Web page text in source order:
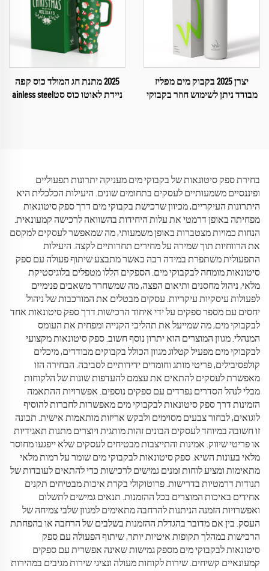
יצרן 2025 בקבוק מים מפליז
מבודד ניתן לשימוש חוזר בקבוקי
2025 מתנת חג המולד כוס קפה
ניידת לאוטו כוס סטainless steel
בחירת ספק סיטונאות של בקבוקי מים מעניקה יתרונות תפעוליים
ופיננסיים משמעותיים לעסקים בתחומים שונים. היעילות הכלכלית היא
היתרונות העיקריים, מכיוון שרכישת בקבוקי מים דרך ספק סיטונאות
מפחיתה באופן דרמטי את עלות היחידות בהשוואה לרכישה קמעונאית.
הנחות כמויות מצטברות באופן משמעותי, מה שמאפשר לעסקים למקסם
את הרווחיות תוך שמירה על מחירים תחרותיים לקצה. היעילות
התפעולית משתפרת במידה רבה כאשר מתבצע שיתוף פעולה עם ספק
סיטונאות מומחה לבקבוקי מים. הספקים הללו מטפלים בלוגיסטיקת
מלאי, ניהול מחסנים ותיאום הפצה, מה שמשחרר משאבים פנימיים
לפעולות עיסקיות עיקריות. עסקים מבטלים את המורכבות של ניהול
יחסים עם מספר ספקים על ידי איחוד הרכישות דרך ספק סיטונאות אחד
לבקבוקי מים, מה שמייעל את תהליכי הקנייה ומפחית את העומס
המנהלי. מגוון המוצרים הוא יתרון נוסף חשוב. ספק סיטונאות מקצועי
לבקבוקי מים מפעיל קטלוג מגוון הכולל בקבוקים מבודדים, מיכלים
קולפסיבילים, פריטי מותג וחומרים ידידותיים לסביבה. הבחירה הזו
מאפשרת לעסקים להתאים את עצמם להעדפות שונות של הלקוחות
מבלי לנהל הסדרים נפרדים עם ספקים נוספים. אפשרויות ההתאמה
הזמינות דרך ספק סיטונאות לבקבוקי מים מאפשרות לחברות להוסיף
לוגואים, לבחור צבעים מסוימים ולבקש אריזות מותאמות אישית. תכונה
זו חשובה במיוחד לעסקים הבונים זהות מותגית ויוצרים מתנות תאגידיות
או פריטי שיווק. אמינות והתייצבות מבטיחים לעסקים שלא ייפגעו מחוסר
מלאי בעונות השיא. ספק סיטונאות לבקבוקי מים שומר על רמות מלאי
מתאימות ומציע לוחות זמנים גמישים לרכישות כדי להתאים לעובדות של
תנודות דרמטיות בדרישות. פרוטוקולי בקרת איכות מבטיחים תקנים
אחידים באיכות המוצרים בכל ההזמנות. תנאים גמישים לתשלום
ואפשרויות הזמנה הניתנות להרחבה מתאימים למגוון שלבי צמיחה של
העסק. בין אם מדובר בהגדלת ההזמנות בשלבים של הרחבה או בהפחתת
הרכישות במהלך תקופות איטיות יותר, שיתוף הפעולה עם ספק
סיטונאות לבקבוקי מים מספק גמישות שאינה אפשרית עם ספקים
קמעונאיים קשיחים. שירות לקוחות מעולה ונציגי שירות מגיבים במהירות